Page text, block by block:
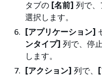
タブの [名前] 列で
選択します。
[アプリケーション]
ンタイプ] 列で、停
します。
[アクション] 列で、